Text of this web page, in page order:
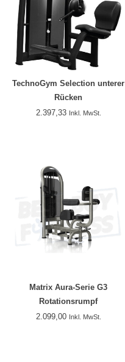
TechnoGym Selection unterer
Rücken
2.397,33 Inkl. MwSt.
Matrix Aura-Serie G3
Rotationsrumpf
2.099,00 Inkl. MwSt.